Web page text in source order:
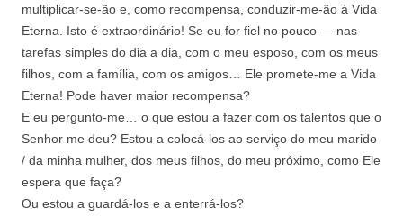
multiplicar-se-ão e, como recompensa, conduzir-me-ão à Vida
Eterna. Isto é extraordinário! Se eu for fiel no pouco — nas
tarefas simples do dia a dia, com o meu esposo, com os meus
filhos, com a família, com os amigos… Ele promete-me a Vida
Eterna! Pode haver maior recompensa?
E eu pergunto-me… o que estou a fazer com os talentos que o
Senhor me deu? Estou a colocá-los ao serviço do meu marido
/ da minha mulher, dos meus filhos, do meu próximo, como Ele
espera que faça?
Ou estou a guardá-los e a enterrá-los?